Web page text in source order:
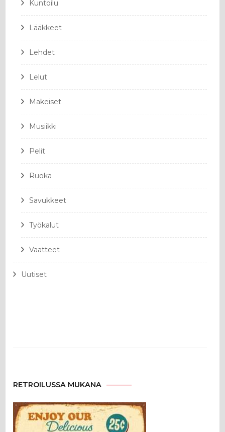
Kuntoilu
Lääkkeet
Lehdet
Lelut
Makeiset
Musiikki
Pelit
Ruoka
Savukkeet
Työkalut
Vaatteet
Uutiset
RETROILUSSA MUKANA